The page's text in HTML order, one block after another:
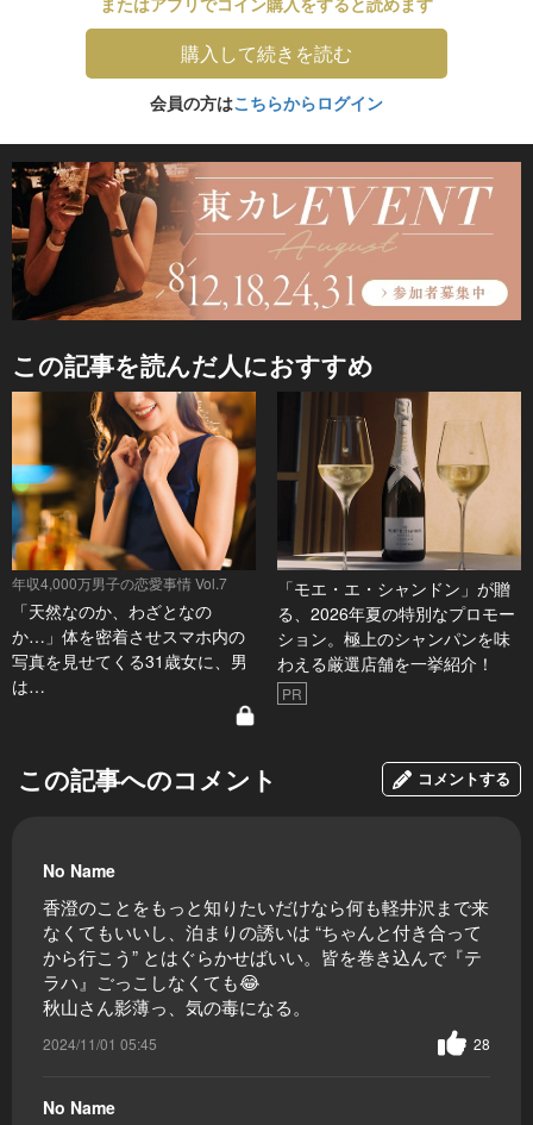
購入して続きを読む
会員の方はこちらからログイン
この記事を読んだ人におすすめ
年収4,000万男子の恋愛事情 Vol.7
「天然なのか、わざとなの
か…」体を密着させスマホ内の
写真を見せてくる31歳女に、男
は…
「モエ・エ・シャンドン」が贈
る、2026年夏の特別なプロモー
ション。極上のシャンパンを味
わえる厳選店舗を一挙紹介！
PR
この記事へのコメント コメントする
No Name
香澄のことをもっと知りたいだけなら何も軽井沢まで来
なくてもいいし、泊まりの誘いは “ちゃんと付き合って
から行こう” とはぐらかせばいい。皆を巻き込んで『テ
ラハ』ごっこしなくても😂
秋山さん影薄っ、気の毒になる。
2024/11/01 05:45 28
No Name